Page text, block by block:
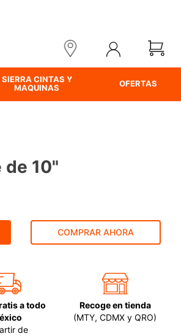
SIERRA CINTAS Y
MAQUINAS
OFERTAS
de 10"
COMPRAR AHORA
a todo
de
Recoge en tienda
(MTY, CDMX y QRO)